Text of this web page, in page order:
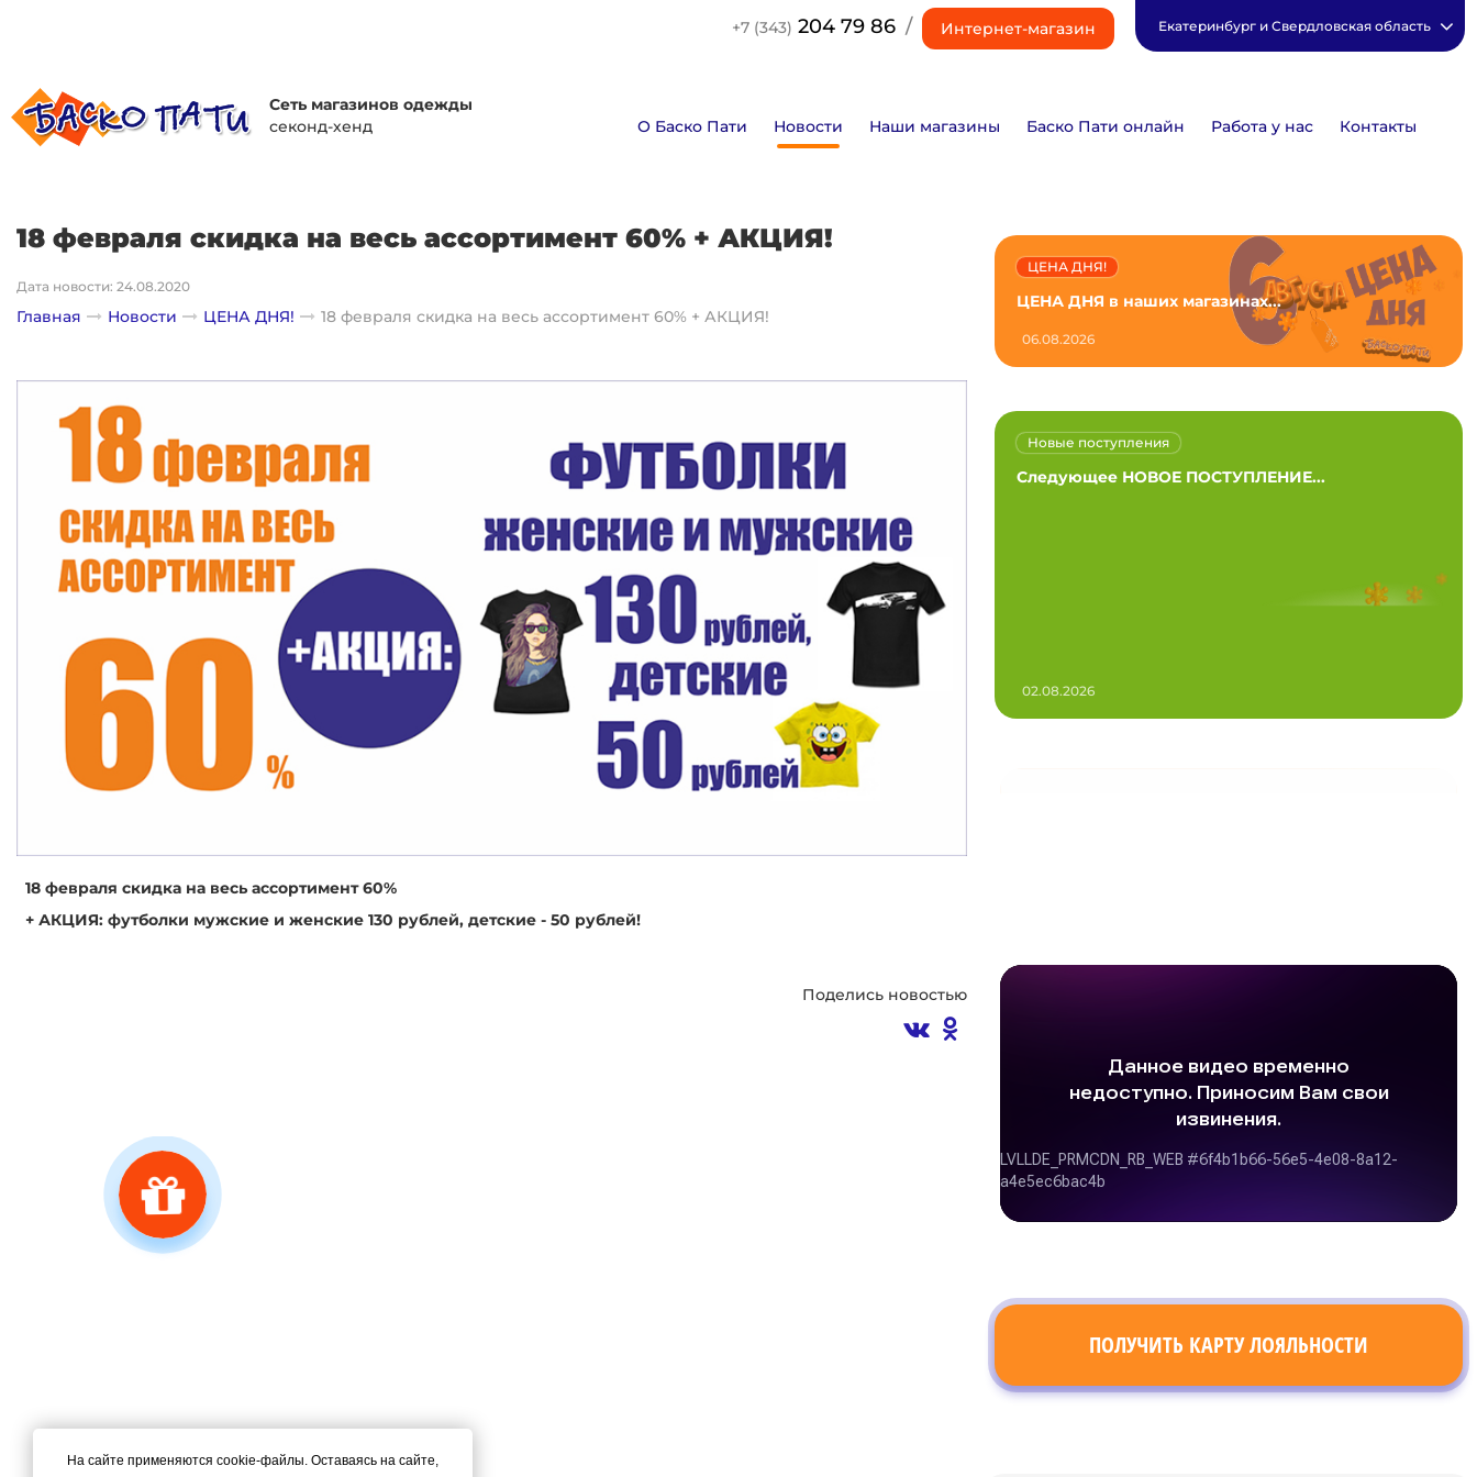
+7 (343) 204 79 86 / Интернет-магазин Екатеринбург и Свердловская область
Сеть магазинов одежды
секонд-хенд
О Баско Пати Новости Наши магазины Баско Пати онлайн Работа у нас Контакты
18 февраля скидка на весь ассортимент 60% + АКЦИЯ!
Дата новости: 24.08.2020
Главная Новости ЦЕНА ДНЯ! 18 февраля скидка на весь ассортимент 60% + АКЦИЯ!
18 февраля скидка на весь ассортимент 60%
+ АКЦИЯ: футболки мужские и женские 130 рублей, детские - 50 рублей!
Поделись новостью
ЦЕНА ДНЯ в наших магазинах...
ЦЕНА ДНЯ!
06.08.2026
Следующее НОВОЕ ПОСТУПЛЕНИЕ...
Новые поступления
02.08.2026
ПОЛУЧИТЬ КАРТУ ЛОЯЛЬНОСТИ
На сайте применяются cookie-файлы. Оставаясь на сайте,